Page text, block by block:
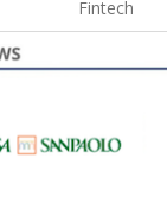
Fintech